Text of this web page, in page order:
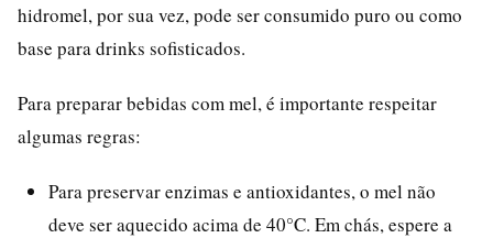
hidromel, por sua vez, pode ser consumido puro ou como
base para drinks sofisticados.
Para preparar bebidas com mel, é importante respeitar
algumas regras:
Para preservar enzimas e antioxidantes, o mel não
deve ser aquecido acima de 40°C. Em chás, espere a